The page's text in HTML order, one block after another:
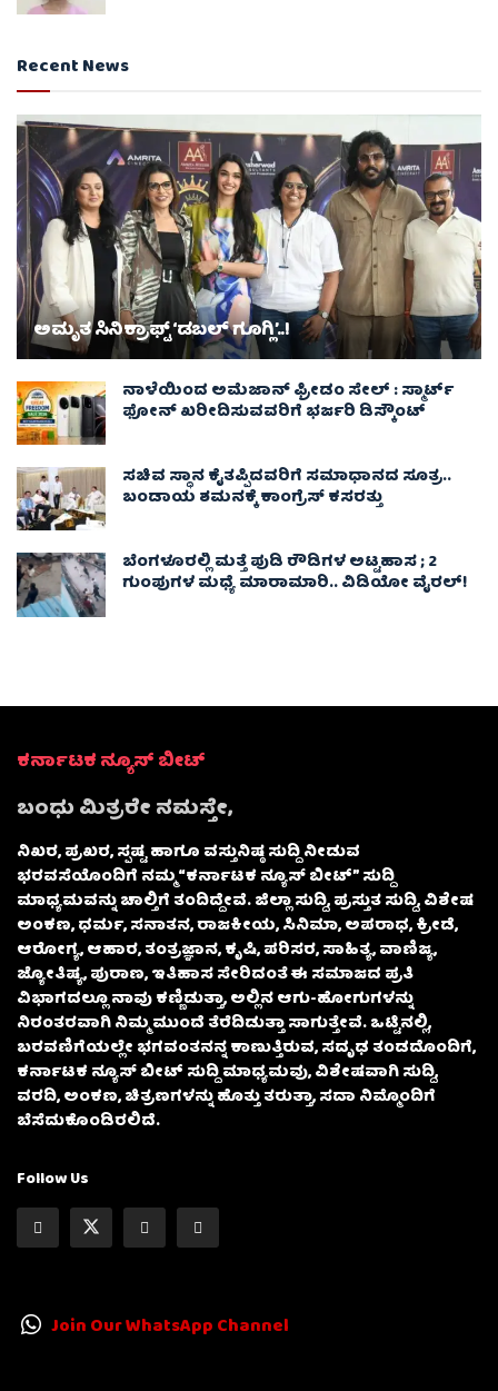
Recent News
ಅಮೃತ ಸಿನಿಕ್ರಾಫ್ಟ್ ‘ಡಬಲ್ ಗೂಗ್ಲಿ’..!
ನಾಳೆಯಿಂದ ಅಮೆಜಾನ್ ಫ್ರೀಡಂ ಸೇಲ್ : ಸ್ಮಾರ್ಟ್
ಫೋನ್ ಖರೀದಿಸುವವರಿಗೆ ಭರ್ಜರಿ ಡಿಸ್ಕೌಂಟ್
ಸಚಿವ ಸ್ಥಾನ ಕೈತಪ್ಪಿದವರಿಗೆ ಸಮಾಧಾನದ ಸೂತ್ರ..
ಬಂಡಾಯ ಶಮನಕ್ಕೆ ಕಾಂಗ್ರೆಸ್ ಕಸರತ್ತು
ಬೆಂಗಳೂರಲ್ಲಿ ಮತ್ತೆ ಪುಡಿ ರೌಡಿಗಳ ಅಟ್ಟಹಾಸ ; 2
ಗುಂಪುಗಳ ಮಧ್ಯೆ ಮಾರಾಮಾರಿ.. ವಿಡಿಯೋ ವೈರಲ್‌!
ಕರ್ನಾಟಕ ನ್ಯೂಸ್ ಬೀಟ್
ಬಂಧು ಮಿತ್ರರೇ ನಮಸ್ತೇ,
ನಿಖರ, ಪ್ರಖರ, ಸ್ಪಷ್ಟ ಹಾಗೂ ವಸ್ತುನಿಷ್ಠ ಸುದ್ದಿ ನೀಡುವ
ಭರವಸೆಯೊಂದಿಗೆ ನಮ್ಮ “ಕರ್ನಾಟಕ ನ್ಯೂಸ್ ಬೀಟ್” ಸುದ್ದಿ
ಮಾಧ್ಯಮವನ್ನು ಚಾಲ್ತಿಗೆ ತಂದಿದ್ದೇವೆ. ಜಿಲ್ಲಾ ಸುದ್ದಿ, ಪ್ರಸ್ತುತ ಸುದ್ದಿ, ವಿಶೇಷ
ಅಂಕಣ, ಧರ್ಮ, ಸನಾತನ, ರಾಜಕೀಯ, ಸಿನಿಮಾ, ಅಪರಾಧ, ಕ್ರೀಡೆ,
ಆರೋಗ್ಯ, ಆಹಾರ, ತಂತ್ರಜ್ಞಾನ, ಕೃಷಿ, ಪರಿಸರ, ಸಾಹಿತ್ಯ, ವಾಣಿಜ್ಯ,
ಜ್ಯೋತಿಷ್ಯ, ಪುರಾಣ, ಇತಿಹಾಸ ಸೇರಿದಂತೆ ಈ ಸಮಾಜದ ಪ್ರತಿ
ವಿಭಾಗದಲ್ಲೂ ನಾವು ಕಣ್ಣಿಡುತ್ತಾ, ಅಲ್ಲಿನ ಆಗು-ಹೋಗುಗಳನ್ನು
ನಿರಂತರವಾಗಿ ನಿಮ್ಮ ಮುಂದೆ ತೆರೆದಿಡುತ್ತಾ ಸಾಗುತ್ತೇವೆ. ಒಟ್ಟಿನಲ್ಲಿ,
ಬರವಣಿಗೆಯಲ್ಲೇ ಭಗವಂತನನ್ನ ಕಾಣುತ್ತಿರುವ, ಸದೃಢ ತಂಡದೊಂದಿಗೆ,
ಕರ್ನಾಟಕ ನ್ಯೂಸ್ ಬೀಟ್ ಸುದ್ದಿ ಮಾಧ್ಯಮವು, ವಿಶೇಷವಾಗಿ ಸುದ್ದಿ,
ವರದಿ, ಅಂಕಣ, ಚಿತ್ರಣಗಳನ್ನು ಹೊತ್ತು ತರುತ್ತಾ, ಸದಾ ನಿಮ್ಮೊಂದಿಗೆ
ಬೆಸೆದುಕೊಂಡಿರಲಿದೆ.
Follow Us
Join Our WhatsApp Channel